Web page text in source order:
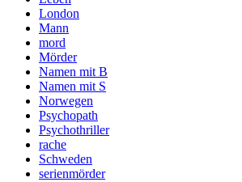
London
Mann
mord
Mörder
Namen mit B
Namen mit S
Norwegen
Psychopath
Psychothriller
rache
Schweden
serienmörder